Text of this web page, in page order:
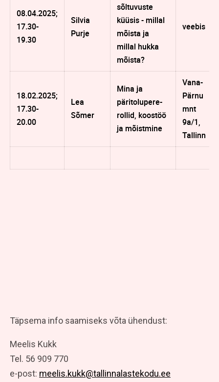
08.04.2025;
17.30-
19.30
Silvia
Purje
sõltuvuste
küüsis - millal
mõista ja
millal hukka
mõista?
veebis
18.02.2025;
17.30-
20.00
Lea
Sõmer
Mina ja
päritolupere-
rollid, koostöö
ja mõistmine
Vana-
Pärnu
mnt
9a/1,
Tallinn
Täpsema info saamiseks võta ühendust:
Meelis Kukk
Tel. 56 909 770
e-post: meelis.kukk@tallinnalastekodu.ee